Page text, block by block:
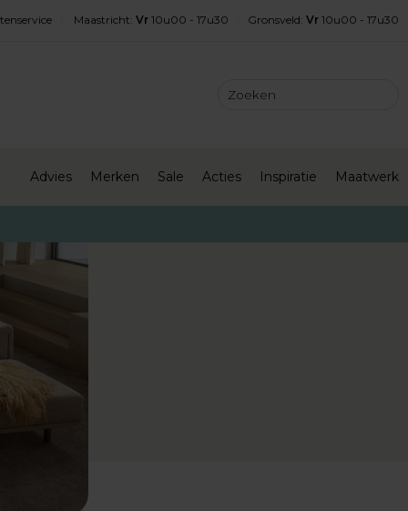
Maastricht: Vr 10u00 - 17u30 Gronsveld: Vr 10u00 - 17u30
Advies Merken Sale Acties Inspiratie Maatwerk